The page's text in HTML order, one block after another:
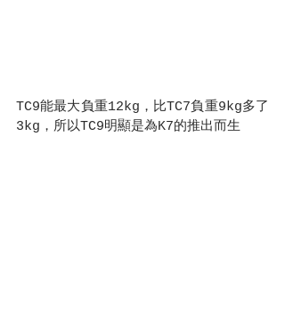
TC9能最大負重12kg，比TC7負重9kg多了
3kg，所以TC9明顯是為K7的推出而生